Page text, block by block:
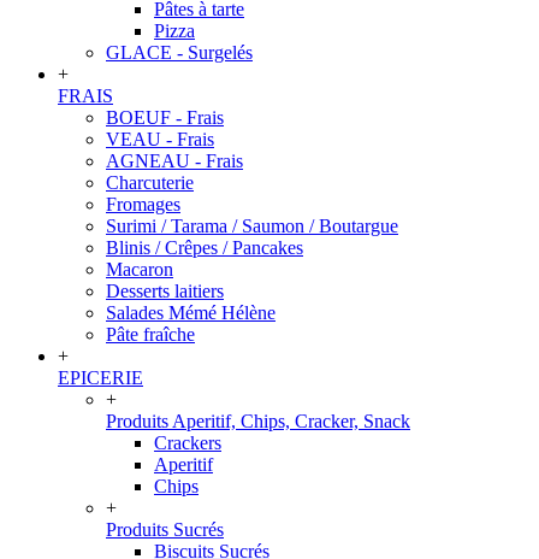
Pâtes à tarte
Pizza
GLACE - Surgelés
+
FRAIS
BOEUF - Frais
VEAU - Frais
AGNEAU - Frais
Charcuterie
Fromages
Surimi / Tarama / Saumon / Boutargue
Blinis / Crêpes / Pancakes
Macaron
Desserts laitiers
Salades Mémé Hélène
Pâte fraîche
+
EPICERIE
+
Produits Aperitif, Chips, Cracker, Snack
Crackers
Aperitif
Chips
+
Produits Sucrés
Biscuits Sucrés